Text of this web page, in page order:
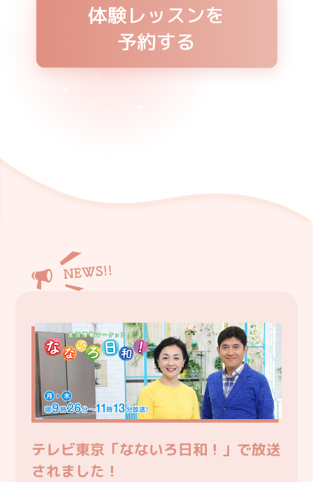
体験レッスンを
予約する
テレビ東京「なないろ日和！」で放送
されました！